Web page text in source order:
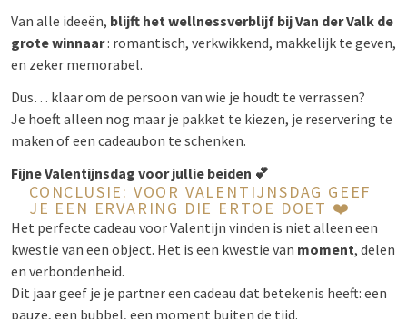
Van alle ideeën, blijft het wellnessverblijf bij Van der Valk de
grote winnaar: romantisch, verkwikkend, makkelijk te geven,
en zeker memorabel.
Dus… klaar om de persoon van wie je houdt te verrassen?
Je hoeft alleen nog maar je pakket te kiezen, je reservering te
maken of een cadeaubon te schenken.
Fijne Valentijnsdag voor jullie beiden 💕
CONCLUSIE: VOOR VALENTIJNSDAG GEEF
JE EEN ERVARING DIE ERTOE DOET ❤️
Het perfecte cadeau voor Valentijn vinden is niet alleen een
kwestie van een object. Het is een kwestie van moment, delen
en verbondenheid.
Dit jaar geef je je partner een cadeau dat betekenis heeft: een
pauze, een bubbel, een moment buiten de tijd.